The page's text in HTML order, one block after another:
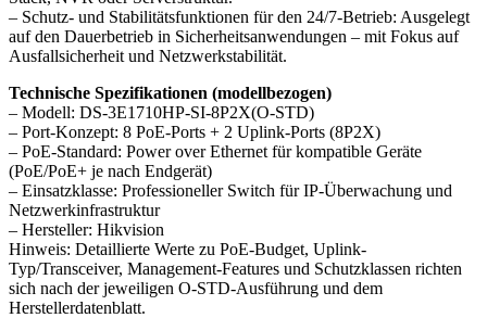
– Schutz- und Stabilitätsfunktionen für den 24/7-Betrieb: Ausgelegt
auf den Dauerbetrieb in Sicherheitsanwendungen – mit Fokus auf
Ausfallsicherheit und Netzwerkstabilität.
Technische Spezifikationen (modellbezogen)
– Modell: DS-3E1710HP-SI-8P2X(O-STD)
– Port-Konzept: 8 PoE-Ports + 2 Uplink-Ports (8P2X)
– PoE-Standard: Power over Ethernet für kompatible Geräte
(PoE/PoE+ je nach Endgerät)
– Einsatzklasse: Professioneller Switch für IP-Überwachung und
Netzwerkinfrastruktur
– Hersteller: Hikvision
Hinweis: Detaillierte Werte zu PoE-Budget, Uplink-
Typ/Transceiver, Management-Features und Schutzklassen richten
sich nach der jeweiligen O-STD-Ausführung und dem
Herstellerdatenblatt.